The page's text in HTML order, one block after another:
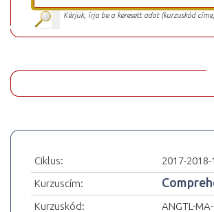
Kérjük, írja be a keresett adat (kurzuskód
Ciklus:
2017-2018-1
Kurzuscím:
Kurzuskód:
ANGTL-MA-